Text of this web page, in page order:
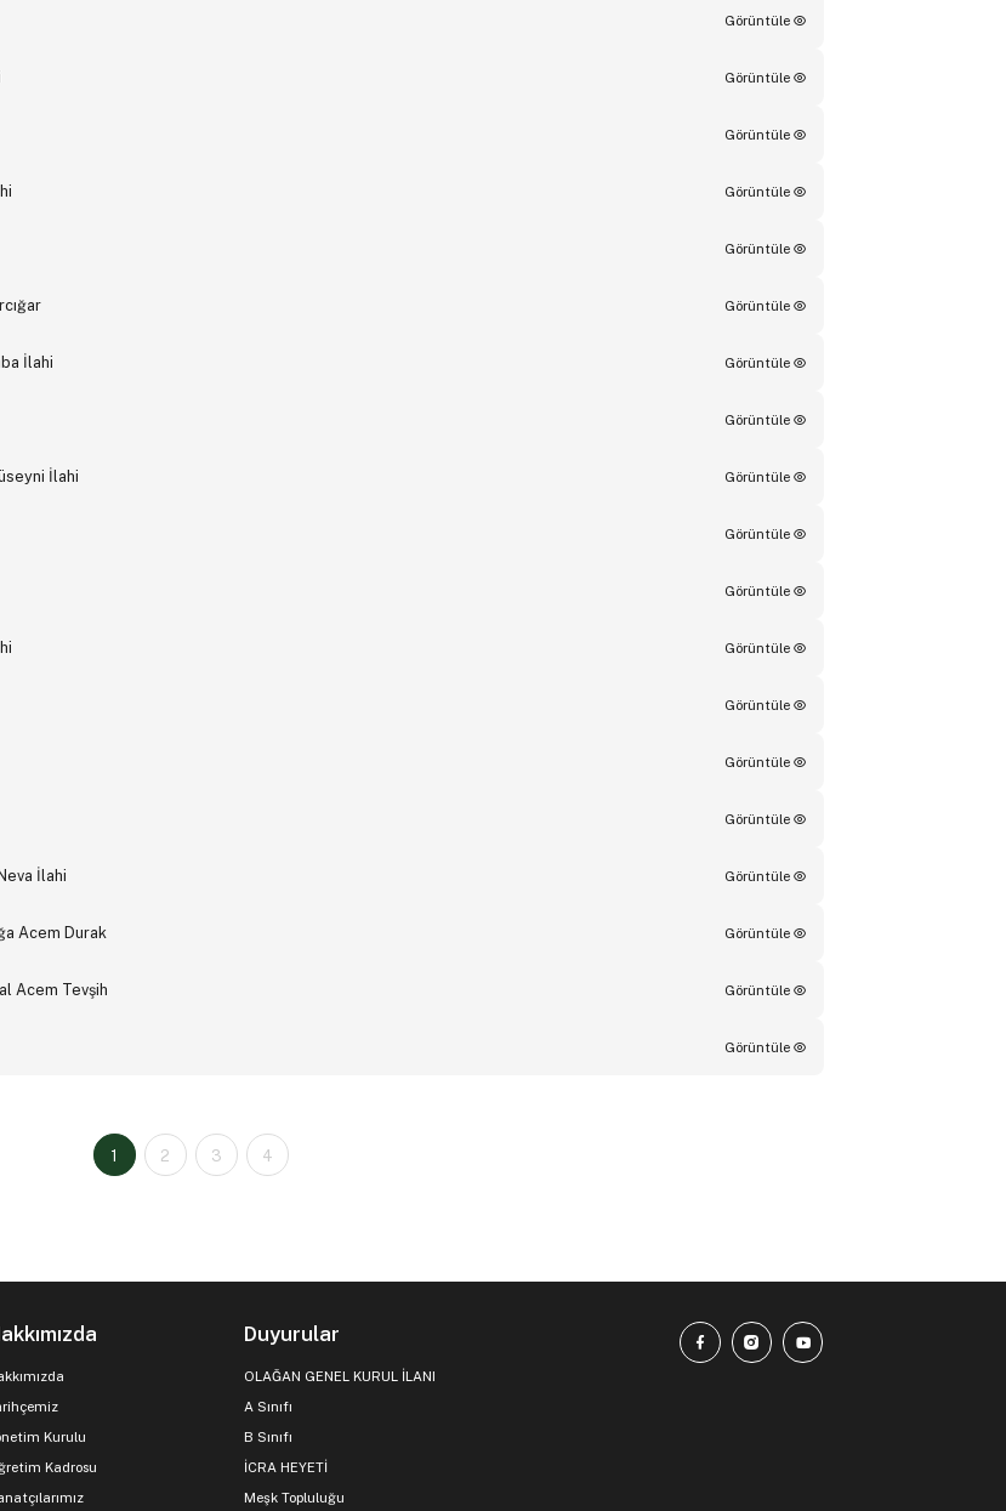
Görüntüle
Görüntüle
Görüntüle
Görüntüle
Görüntüle
Görüntüle
İlahi Görüntüle
Görüntüle
İlahi Görüntüle
Görüntüle
Görüntüle
Görüntüle
Görüntüle
Görüntüle
Görüntüle
İlahi Görüntüle
Acem Durak Görüntüle
Acem Tevşih Görüntüle
Görüntüle
1 2 3 4
Kurulu
Kadrosu
Duyurular
OLAĞAN GENEL KURUL İLANI
A Sınıfı
B Sınıfı
İCRA HEYETİ
Meşk Topluluğu